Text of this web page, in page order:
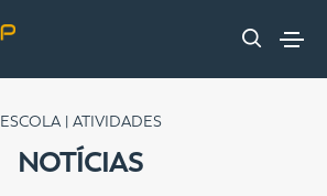
ESCOLA | ATIVIDADES
NOTÍCIAS